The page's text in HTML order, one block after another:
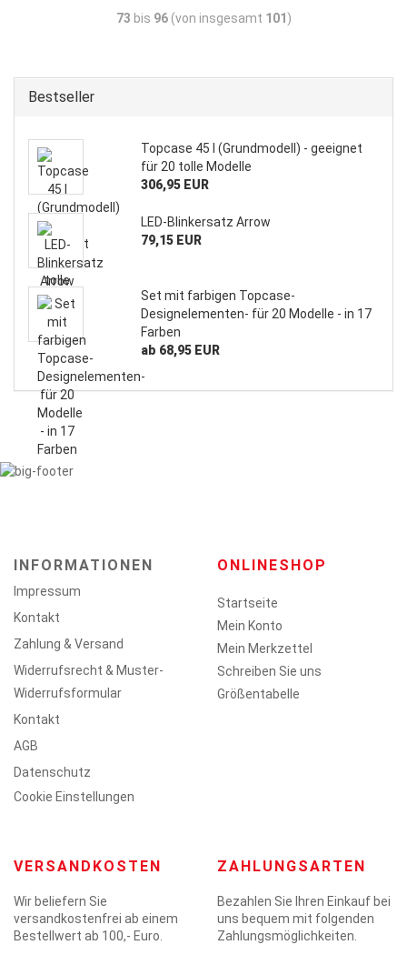
73 bis 96(von insgesamt 101 )
Bestseller
Topcase 45 l (Grundmodell) - geeignet
für 20 tolle Modelle
306,95 EUR
LED-Blinkersatz Arrow
79,15 EUR
Set mit farbigen Topcase-
Designelementen- für 20 Modelle - in 17
Farben
ab 68,95 EUR
INFORMATIONEN
Impressum
Kontakt
Zahlung & Versand
Widerrufsrecht & Muster-
Widerrufsformular
Kontakt
AGB
Datenschutz
Cookie Einstellungen
ONLINESHOP
Startseite
Mein Konto
Mein Merkzettel
Schreiben Sie uns
Größentabelle
VERSANDKOSTEN
Wir beliefern Sie
versandkostenfrei ab einem
Bestellwert ab 100,- Euro.
ZAHLUNGSARTEN
Bezahlen Sie Ihren Einkauf bei
uns bequem mit folgenden
Zahlungsmöglichkeiten.